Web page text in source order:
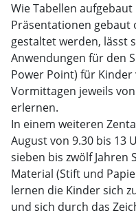
Wie Tabellen
Präsentationen
gestaltet werden, lässt
Anwendungen für den
Power Point) für Kinder
Vormittagen jeweils
erlernen.
In einem weiteren
August von 9.30 bis 13
sieben bis zwölf Jahren
Material (Stift und
lernen die Kinder sich
und sich durch das